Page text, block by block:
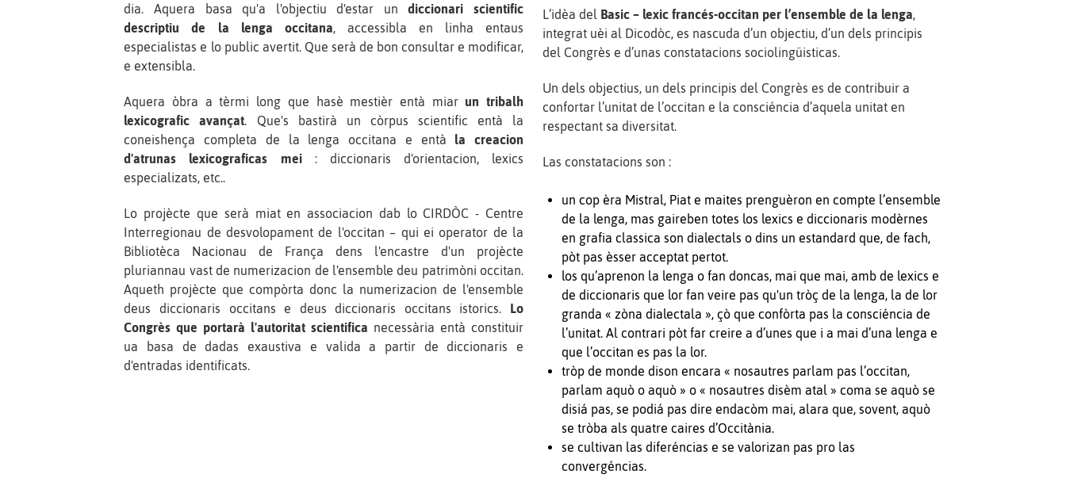
dia. Aquera basa qu'a l'objectiu d'estar undiccionari scientific
descriptiu de la lenga occitana, accessibla en linha entaus
especialistas e lo public avertit. Que serà de bon consultar e modificar,
e extensibla.
Aquera òbra a tèrmi long que hasè mestièr entà miar un tribalh
lexicografic avançat. Que's bastirà un còrpus scientific entà la
coneishença completa de la lenga occitana e entà la creacion
d'atrunas lexicograficas mei: diccionaris d'orientacion, lexics
especializats, etc..
Lo projècte que serà miat en associacion dab lo CIRDÒC - Centre
Interregionau de desvolopament de l'occitan – qui ei operator de la
Bibliotèca Nacionau de França dens l'encastre d'un projècte
pluriannau vast de numerizacion de l'ensemble deu patrimòni occitan.
Aqueth projècte que compòrta donc la numerizacion de l'ensemble
deus diccionaris occitans e deus diccionaris occitans istorics. Lo
Congrès que portarà l'autoritat scientifica necessària entà constituir
ua basa de dadas exaustiva e valida a partir de diccionaris e
d'entradas identificats.
L’idèa del Basic – lexic francés-occitan per l’ensemble de la lenga,
integrat uèi al Dicodòc, es nascuda d’un objectiu, d’un dels principis
del Congrès e d’unas constatacions sociolingüisticas.
Un dels objectius, un dels principis del Congrès es de contribuir a
confortar l’unitat de l’occitan e la consciéncia d’aquela unitat en
respectant sa diversitat.
Las constatacions son :
un cop èra Mistral, Piat e maites prenguèron en compte l’ensemble
de la lenga, mas gaireben totes los lexics e diccionaris modèrnes
en grafia classica son dialectals o dins un estandard que, de fach,
pòt pas èsser acceptat pertot.
los qu’aprenon la lenga o fan doncas, mai que mai, amb de lexics e
de diccionaris que lor fan veire pas qu'un tròç de la lenga, la de lor
granda « zòna dialectala », çò que confòrta pas la consciéncia de
l’unitat. Al contrari pòt far creire a d’unes que i a mai d’una lenga e
que l’occitan es pas la lor.
tròp de monde dison encara « nosautres parlam pas l’occitan,
parlam aquò o aquò » o « nosautres disèm atal » coma se aquò se
disiá pas, se podiá pas dire endacòm mai, alara que, sovent, aquò
se tròba als quatre caires d’Occitània.
se cultivan las diferéncias e se valorizan pas pro las
convergéncias.